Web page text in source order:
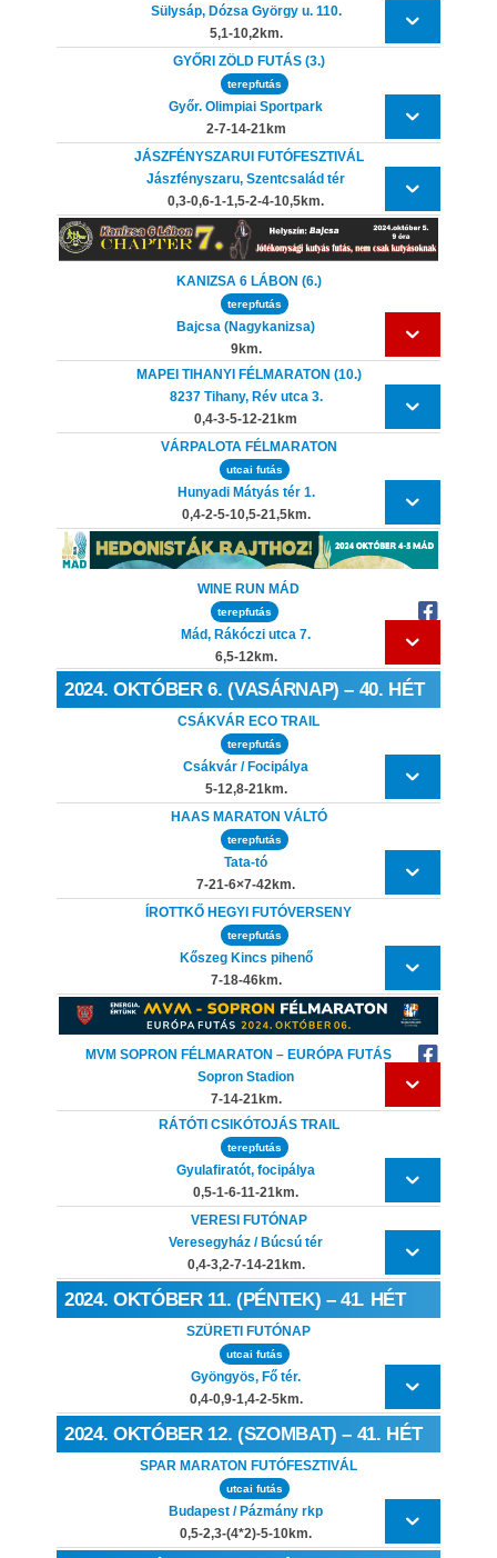
Sülysáp, Dózsa György u. 110.
5,1-10,2km.
GYŐRI ZÖLD FUTÁS (3.)
terepfutás
Győr. Olimpiai Sportpark
2-7-14-21km
JÁSZFÉNYSZARUI FUTÓFESZTIVÁL
Jászfényszaru, Szentcsalád tér
0,3-0,6-1-1,5-2-4-10,5km.
KANIZSA 6 LÁBON (6.)
terepfutás
Bajcsa (Nagykanizsa)
9km.
MAPEI TIHANYI FÉLMARATON (10.)
8237 Tihany, Rév utca 3.
0,4-3-5-12-21km
VÁRPALOTA FÉLMARATON
utcai futás
Hunyadi Mátyás tér 1.
0,4-2-5-10,5-21,5km.
WINE RUN MÁD
terepfutás
Mád, Rákóczi utca 7.
6,5-12km.
2024. OKTÓBER 6. (VASÁRNAP) – 40. HÉT
CSÁKVÁR ECO TRAIL
terepfutás
Csákvár / Focipálya
5-12,8-21km.
HAAS MARATON VÁLTÓ
terepfutás
Tata-tó
7-21-6×7-42km.
ÍROTTKŐ HEGYI FUTÓVERSENY
terepfutás
Kőszeg Kincs pihenő
7-18-46km.
MVM SOPRON FÉLMARATON – EURÓPA FUTÁS
Sopron Stadion
7-14-21km.
RÁTÓTI CSIKÓTOJÁS TRAIL
terepfutás
Gyulafiratót, focipálya
0,5-1-6-11-21km.
VERESI FUTÓNAP
Veresegyház / Búcsú tér
0,4-3,2-7-14-21km.
2024. OKTÓBER 11. (PÉNTEK) – 41. HÉT
SZÜRETI FUTÓNAP
utcai futás
Gyöngyös, Fő tér.
0,4-0,9-1,4-2-5km.
2024. OKTÓBER 12. (SZOMBAT) – 41. HÉT
SPAR MARATON FUTÓFESZTIVÁL
utcai futás
Budapest / Pázmány rkp
0,5-2,3-(4*2)-5-10km.